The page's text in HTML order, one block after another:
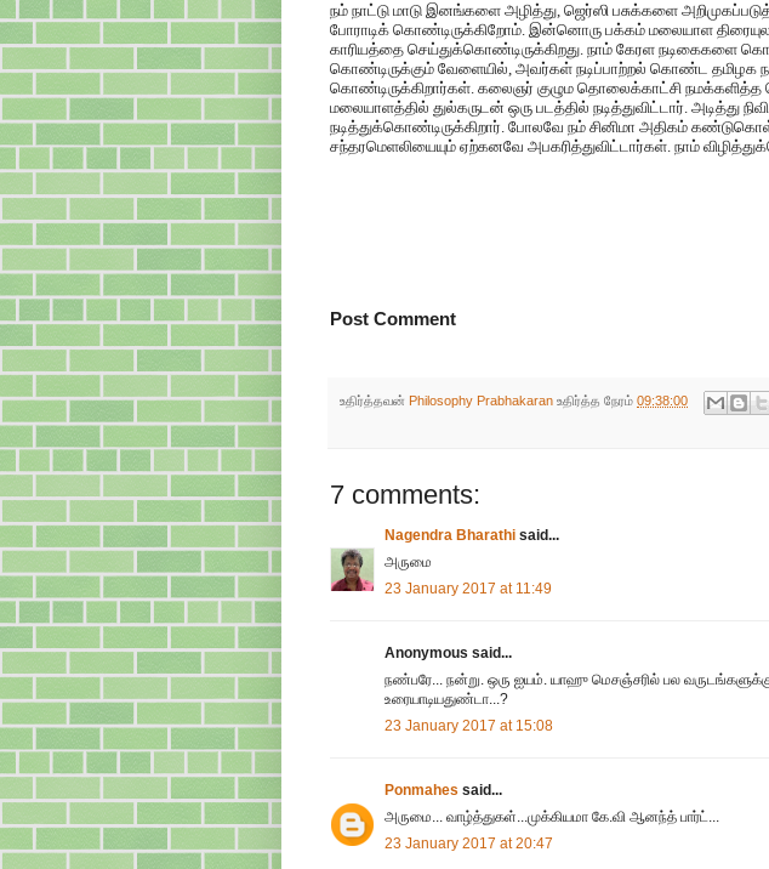
நம் நாட்டு மாடு இனங்களை அழித்து, ஜெர்ஸி பசுக்களை
போராடிக் கொண்டிருக்கிறோம். இன்னொரு பக்கம் மலையாள
காரியத்தை செய்துக்கொண்டிருக்கிறது. நாம் கேரள நடிகைகளை
கொண்டிருக்கும் வேளையில், அவர்கள் நடிப்பாற்றல் கொண்ட தமிழக
கொண்டிருக்கிறார்கள். கலைஞர் குழும தொலைக்காட்சி
மலையாளத்தில் துல்கருடன் ஒரு படத்தில் நடித்துவிட்டார். அடித்து
நடித்துக்கொண்டிருக்கிறார். போலவே நம் சினிமா அதிகம்
சந்தரமெளலியையும் ஏற்கனவே அபகரித்துவிட்டார்கள். நாம்
Post Comment
உதிர்த்தவன் Philosophy Prabhakaran உதிர்த்த நேரம் 09:38:00
7 comments:
Nagendra Bharathi said...
அருமை
23 January 2017 at 11:49
Anonymous said...
நண்பரே... நன்று. ஒரு ஐயம். யாஹு மெசஞ்சரில் பல
உரையாடியதுண்டா...?
23 January 2017 at 15:08
Ponmahes said...
அருமை... வாழ்த்துகள்...முக்கியமா கே.வி ஆனந்த் பார்ட்...
23 January 2017 at 20:47